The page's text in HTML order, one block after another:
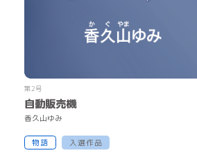
第2号
自動販売機
香久 山ゆみ
物語 入選作品